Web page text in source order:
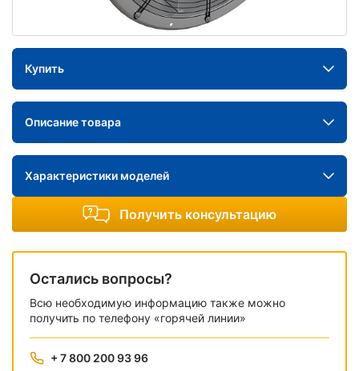
Купить
Описание товара
Характеристики моделей
Получить консультацию
Остались вопросы?
Всю необходимую информацию также можно
получить по телефону «горячей линии»
+ 7 800 200 93 96